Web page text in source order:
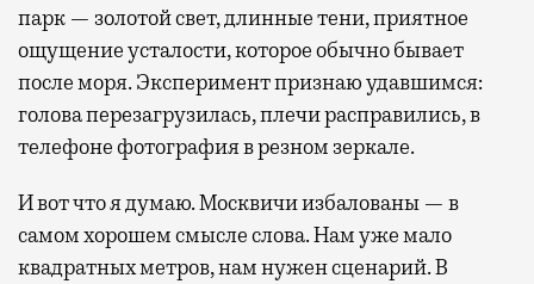
парк — золотой свет, длинные тени, приятное
ощущение усталости, которое обычно бывает
после моря. Эксперимент признаю удавшимся:
голова перезагрузилась, плечи расправились, в
телефоне фотография в резном зеркале.
И вот что я думаю. Москвичи избалованы — в
самом хорошем смысле слова. Нам уже мало
квадратных метров, нам нужен сценарий. В